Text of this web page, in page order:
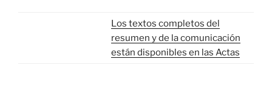
Los textos completos del
resumen y de la comunicación
están disponibles en las Actas